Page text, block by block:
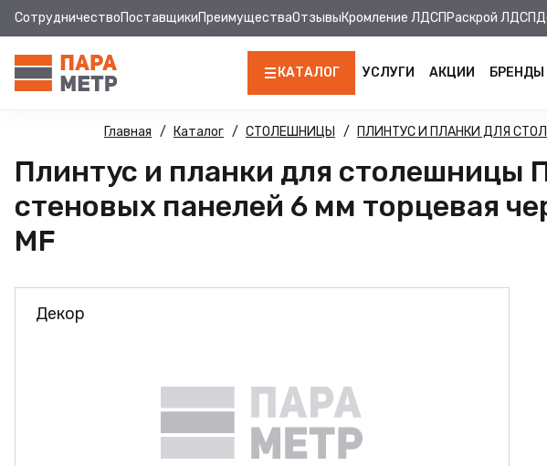
СотрудничествоПоставщикиПреимуществаОтзывыКромление ЛДСП Раскрой ЛДСП
КАТАЛОГ
ЛДСП
КРОМКА
МДФ
СТОЛЕШНИЦЫ
ПРОФИЛЬ АЛЮМИНИЕВЫЙ
КЛЕЙ
УСЛУГИ АКЦИИ БРЕНДЫ
Главная Каталог СТОЛЕШНИЦЫ ПЛИНТУС И ПЛАНКИ ДЛЯ
Плинтус и планки для столешницы
стеновых панелей 6 мм торцевая
MF
Декор